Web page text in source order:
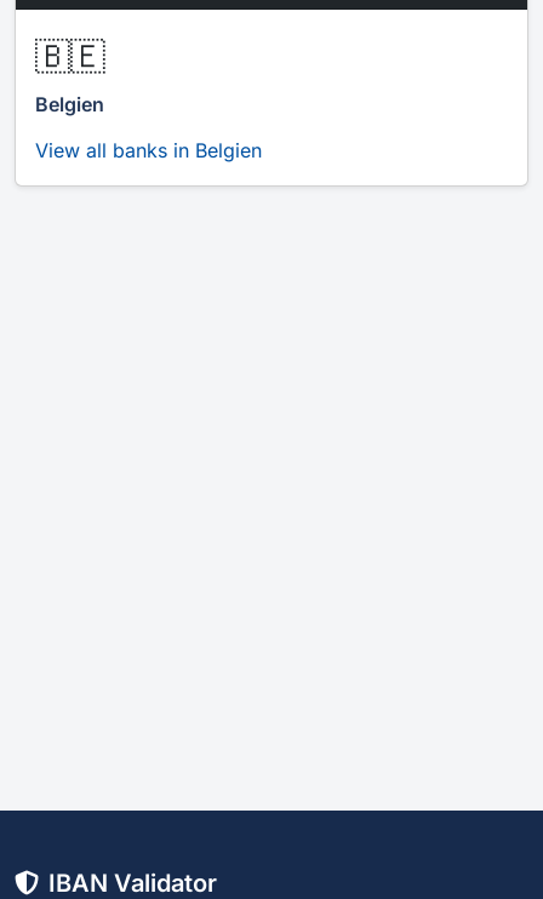
🇧🇪
Belgien
View all banks in Belgien
IBAN Validator